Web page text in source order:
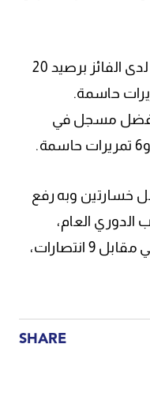
وائل عرقجي كان افضل مسجل لدى الفائز برصيد 20
افضل مسجل في
مقابل خسارتين وبه رفع
الدوري العام،
والهزيمة الخامسة للمريميين في مقابل 9 انتصارات،
SHARE